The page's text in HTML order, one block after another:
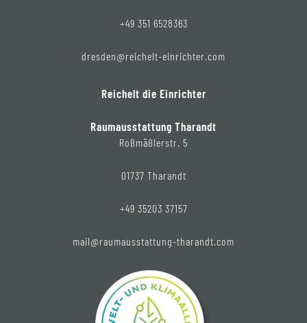
+49 351 6528363
dresden@reichelt-einrichter.com
Reichelt die Einrichter
Raumausstattung Tharandt
Roßmäßlerstr. 5
01737 Tharandt
+49 35203 37157
mail@raumausstattung-tharandt.com